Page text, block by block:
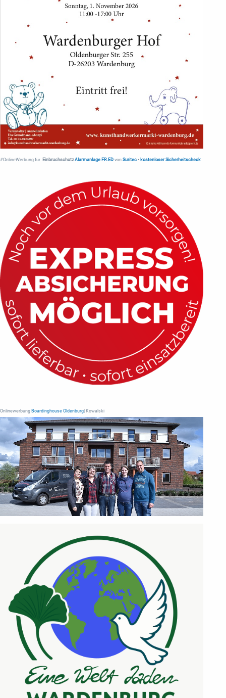
#OnlineWerbung für Einbruchschutz Alarmanlage FR.ED von Suritec • kostenloser Sicherheitscheck
Onlinewerbung Boardinghouse Oldenburg | Kowalski